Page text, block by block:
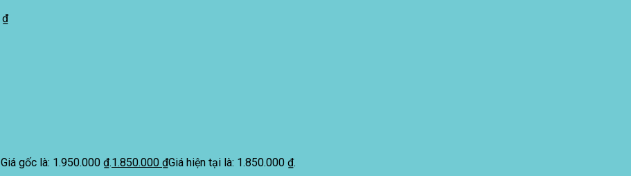
₫
Giá gốc là: 1.950.000 ₫.1.850.000 ₫Giá hiện tại là: 1.850.000 ₫.